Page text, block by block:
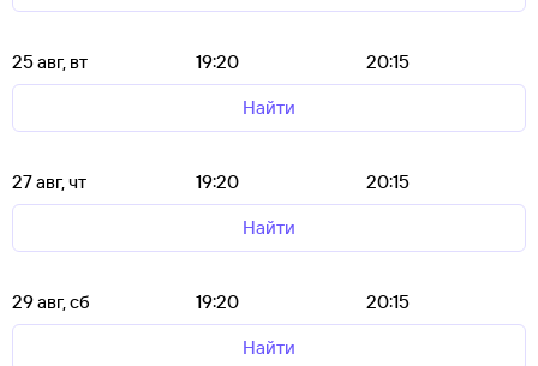
25 авг, вт 19:20
20:15
Найти
27 авг, чт 19:20
20:15
Найти
29 авг, сб 19:20
20:15
Найти